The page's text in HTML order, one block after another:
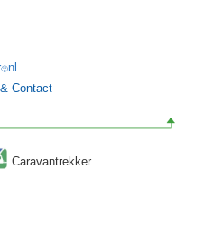
🙂nl
Contact
Caravantrekker